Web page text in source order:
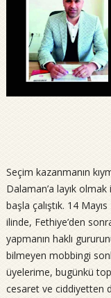
Seçim kazanmanın
Dalaman’a layık
başla çalıştık. 14
ilinde, Fethiye’den
yapmanın haklı
bilmeyen mobbingi
üyelerime, bugünkü
cesaret ve ciddiyetten